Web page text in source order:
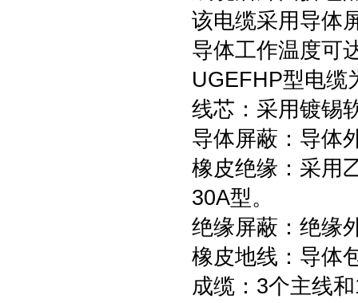
该电缆采用导体
导体工作温度可
UGEFHP型电
线芯：采用镀锡
导体屏蔽：导体
橡皮绝缘：采用
30A型。
绝缘屏蔽：绝缘
橡皮地线：导体
成缆：3个主线